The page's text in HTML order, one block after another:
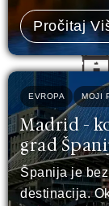
Pročitaj
EVROPA MOJI
Madrid -
grad
Španija je
destinacija.